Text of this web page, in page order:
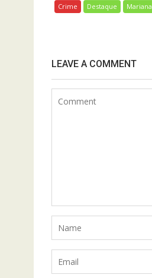
Crime Destaque Mariana
LEAVE A COMMENT